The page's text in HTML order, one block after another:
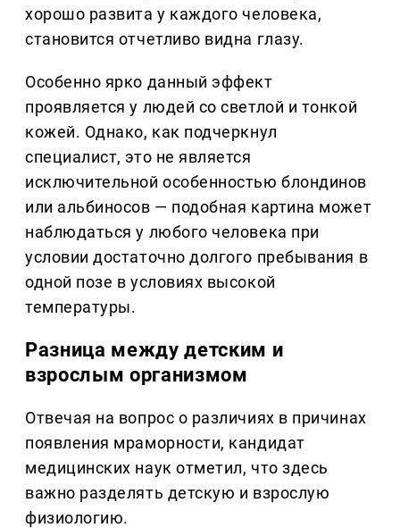
хорошо развита у каждого человека,
становится отчетливо видна глазу.
Особенно ярко данный эффект
проявляется у людей со светлой и тонкой
кожей. Однако, как подчеркнул
специалист, это не является
исключительной особенностью блондинов
или альбиносов — подобная картина может
наблюдаться у любого человека при
условии достаточно долгого пребывания в
одной позе в условиях высокой
температуры.
Разница между детским и
взрослым организмом
Отвечая на вопрос о различиях в причинах
появления мраморности, кандидат
медицинских наук отметил, что здесь
важно разделять детскую и взрослую
физиологию.